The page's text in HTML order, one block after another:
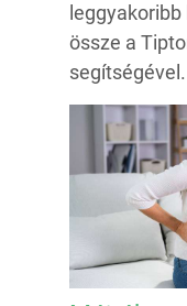
össze a
segítségével.